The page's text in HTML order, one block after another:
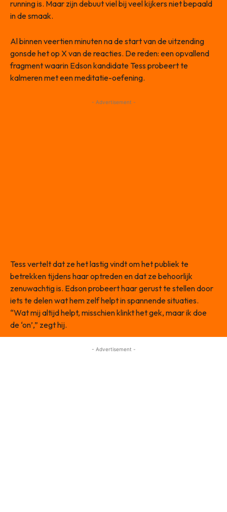
running is. Maar zijn debuut viel bij veel kijkers niet bepaald
in de smaak.
Al binnen veertien minuten na de start van de uitzending
gonsde het op X van de reacties. De reden: een opvallend
fragment waarin Edson kandidate Tess probeert te
kalmeren met een meditatie-oefening.
- Advertisement -
Tess vertelt dat ze het lastig vindt om het publiek te
betrekken tijdens haar optreden en dat ze behoorlijk
zenuwachtig is. Edson probeert haar gerust te stellen door
iets te delen wat hem zelf helpt in spannende situaties.
“Wat mij altijd helpt, misschien klinkt het gek, maar ik doe
de ‘on’,” zegt hij.
- Advertisement -